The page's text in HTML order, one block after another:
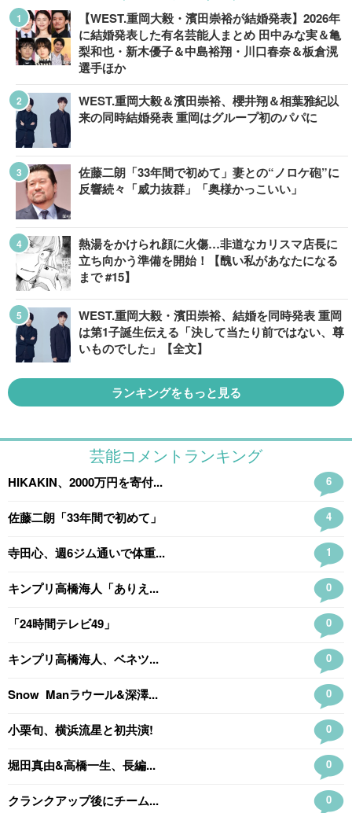
【WEST.重岡大毅・濱田崇裕が結婚発表】2026年
に結婚発表した有名芸能人まとめ 田中みな実＆亀
梨和也・新木優子＆中島裕翔・川口春奈＆板倉滉
選手ほか
WEST.重岡大毅＆濱田崇裕、櫻井翔＆相葉雅紀以
来の同時結婚発表 重岡はグループ初のパパに
佐藤二朗「33年間で初めて」妻との“ノロケ砲”に
反響続々「威力抜群」「奥様かっこいい」
熱湯をかけられ顔に火傷…非道なカリスマ店長に
立ち向かう準備を開始！【醜い私があなたになる
まで #15】
WEST.重岡大毅・濱田崇裕、結婚を同時発表 重岡
は第1子誕生伝える「決して当たり前ではない、尊
いものでした」【全文】
ランキングをもっと見る